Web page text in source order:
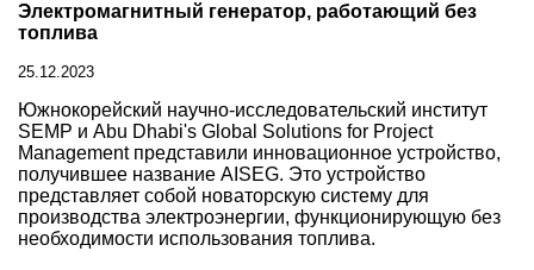
Электромагнитный генератор, работающий без
топлива
25.12.2023
Южнокорейский научно-исследовательский институт
SEMP и Abu Dhabi's Global Solutions for Project
Management представили инновационное устройство,
получившее название AISEG. Это устройство
представляет собой новаторскую систему для
производства электроэнергии, функционирующую без
необходимости использования топлива.